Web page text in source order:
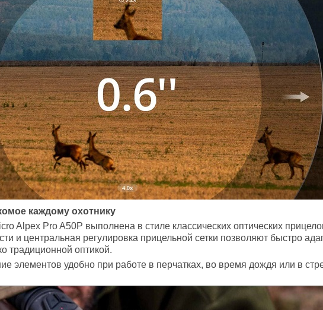
каждому охотнику
Alpex Pro A50P выполнена в стиле классических оптических
и центральная регулировка прицельной сетки позволяют быстро
традиционной оптикой.
элементов удобно при работе в перчатках, во время дождя или в